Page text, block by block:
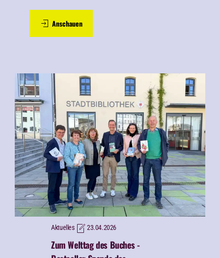
Anschauen
Aktuelles 23.04.2026
Zum Welttag des Buches -